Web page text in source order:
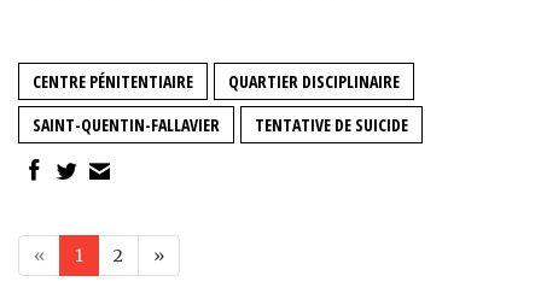
CENTRE PÉNITENTIAIRE
QUARTIER DISCIPLINAIRE
SAINT-QUENTIN-FALLAVIER
TENTATIVE DE SUICIDE
« 1 2 »